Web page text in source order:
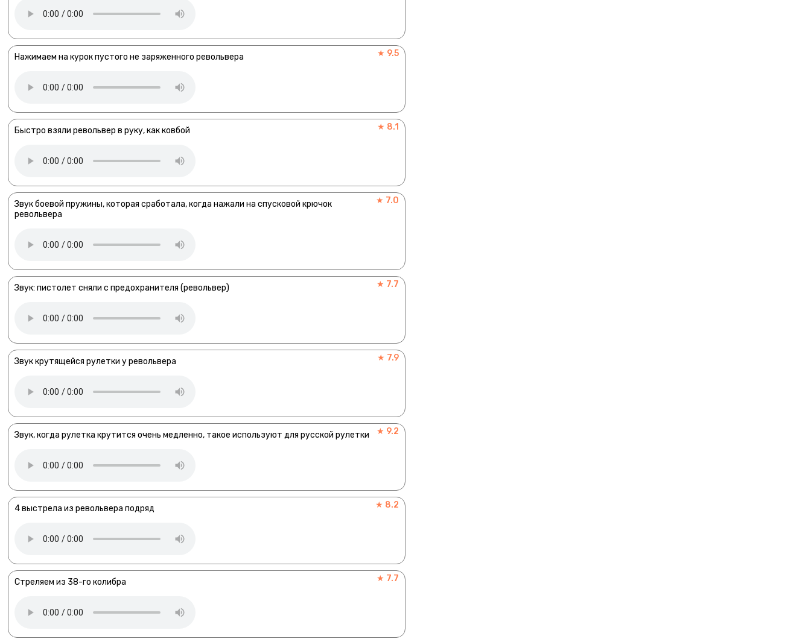
Нажимаем на курок пустого не заряженного револьвера ★ 9.5
Быстро взяли револьвер в руку, как ковбой ★ 8.1
Звук боевой пружины, которая сработала, когда нажали на спусковой крючок
револьвера
★ 7.0
Звук: пистолет сняли с предохранителя (револьвер) ★ 7.7
Звук крутящейся рулетки у револьвера ★ 7.9
Звук, когда рулетка крутится очень медленно, такое используют для русской рулетки ★ 9.2
4 выстрела из револьвера подряд ★ 8.2
Стреляем из 38-го колибра ★ 7.7